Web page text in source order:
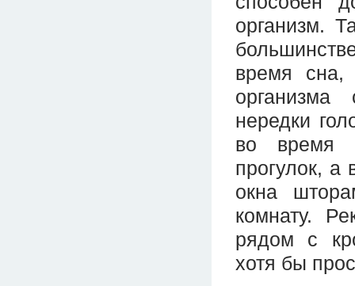
организм.
время сна,
нередки
во время
прогулок, а
окна
комнату.
рядом с
хотя бы